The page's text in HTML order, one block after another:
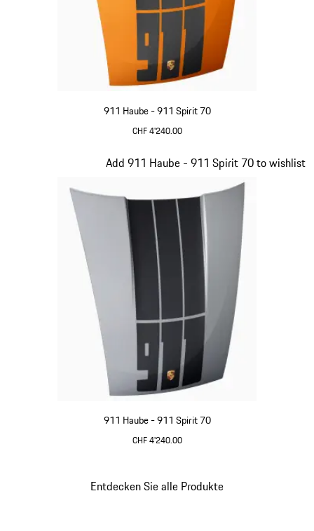
911 Haube - 911 Spirit 70
CHF 4'240.00
911 Haube - 911 Spirit 70
CHF 4'240.00
Add 911 Haube - 911 Spirit 70 to wishlist
Entdecken Sie alle Produkte